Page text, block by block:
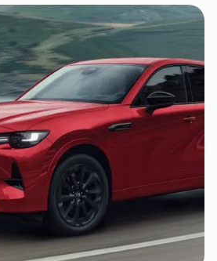
у разі зміни
транспортного засобу:
забезпеченого
в результаті його
договір обов’язкового
правової відповідальності
закінчення строку його дії, а
страхувальника переходять до
транспортного
- фізичної особи